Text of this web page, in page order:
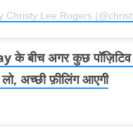
Christy Lee Rogers
के बीच अगर कुछ पॉज़िटिव
अच्छी फ़ीलिंग आएगी